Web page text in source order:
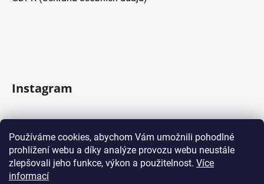
Používáme cookies, abychom Vám umožnili pohodlné
prohlížení webu a díky analýze provozu webu neustále
zlepšovali jeho funkce, výkon a použitelnost. Více
informací
Instagram
Facebook